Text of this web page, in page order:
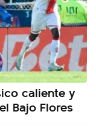
caliente y
Bajo Flores